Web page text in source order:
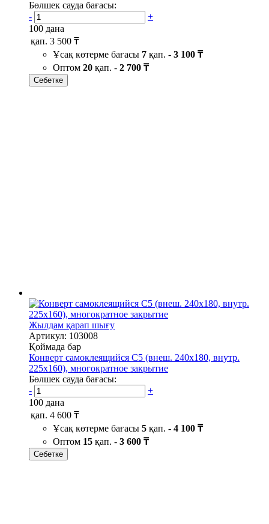
Бөлшек сауда бағасы:
-
+
100 дана
қап. 3 500 ₸
Ұсақ көтерме бағасы 7 қап. - 3 100 ₸
Оптом 20 қап. - 2 700 ₸
Себетке
Жылдам қарап шығу
Артикул: 103008
Қоймада бар
Конверт самоклеящийся С5 (внеш. 240х180, внутр.
225х160), многократное закрытие
Бөлшек сауда бағасы:
-
+
100 дана
қап. 4 600 ₸
Ұсақ көтерме бағасы 5 қап. - 4 100 ₸
Оптом 15 қап. - 3 600 ₸
Себетке